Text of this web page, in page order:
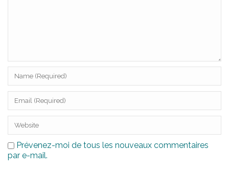
Prévenez-moi de tous les nouveaux commentaires
par e-mail.